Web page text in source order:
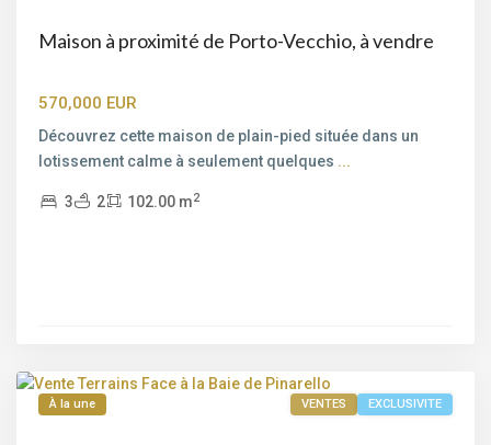
Maison à proximité de Porto-Vecchio, à vendre
570,000 EUR
Découvrez cette maison de plain-pied située dans un
lotissement calme à seulement quelques ...
3 2 102.00 m2
À la une VENTES EXCLUSIVITE